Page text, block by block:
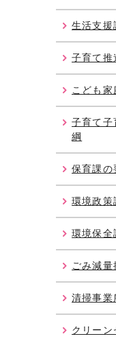
生活支援
子育て推
こども家
子育て子
綱
保育課の
環境政策
環境保全
ごみ減量
清掃事業
クリーン